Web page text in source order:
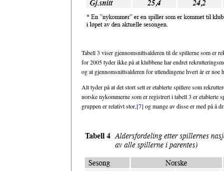
Tabell 3 viser gjennomsnittsalderen til de spillerne som er
for 2005 tyder ikke på at klubbene har endret
og at gjennomsnittsalderen for utlendingene hvert år er noe
Alt tyder på at det stort sett er etablerte spillere som
norske nykommerne som er registrert i tabell 3 er
gruppen er relativt stor,[7] og mange av disse er med på å